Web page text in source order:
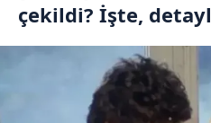
çekildi? İşte,